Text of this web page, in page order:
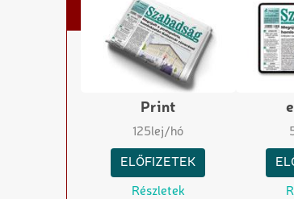
Print
125lej/hó
ELŐFIZETEK
Részletek